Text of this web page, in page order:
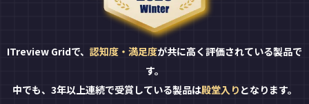
ITreview Gridで、 認知度・満足度が共に高く評価されている製品で
す。
中でも、3年以上連続で受賞している製品は殿堂入り となります。